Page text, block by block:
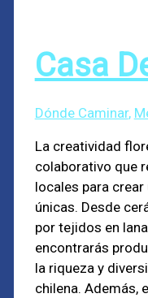
Casa
Dónde Caminar,
La creatividad
colaborativo que
locales para
únicas. Desde
por tejidos en
encontrarás
la riqueza y
chilena. Además,